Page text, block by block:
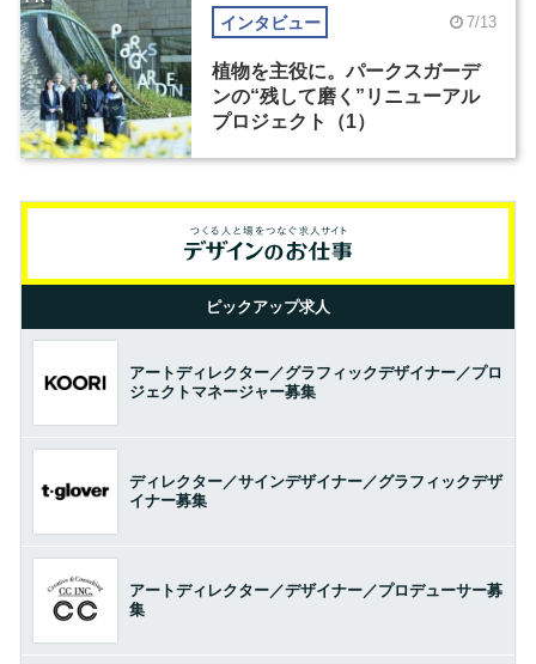
インタビュー 7/13
植物を主役に。パークスガーデ
ンの“残して磨く”リニューアル
プロジェクト（1）
ピックアップ求人
アートディレクター／グラフィックデザイナー／プロ
ジェクトマネージャー募集
ディレクター／サインデザイナー／グラフィックデザ
イナー募集
アートディレクター／デザイナー／プロデューサー募
集